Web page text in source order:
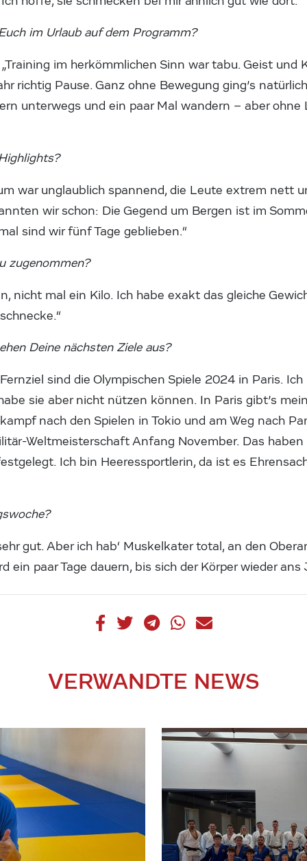
im Urlaub auf dem Programm?
„Training im herkömmlichen Sinn war tabu. Geist und
richtig Pause. Ganz ohne Bewegung ging’s
unterwegs und ein paar Mal wandern – aber ohne
war unglaublich spannend, die Leute extrem nett
wir schon: Die Gegend um Bergen ist im
sind wir fünf Tage geblieben.“
zugenommen?
nicht mal ein Kilo. Ich habe exakt das gleiche
Deine nächsten Ziele aus?
sind die Olympischen Spiele 2024 in Paris.
sie aber nicht nützen können. In Paris gibt’s
nach den Spielen in Tokio und am Weg nach
Weltmeisterschaft Anfang November. Das haben
Ich bin Heeressportlerin, da ist es
gut. Aber ich hab‘ Muskelkater total, an den
ein paar Tage dauern, bis sich der Körper wieder
VERWANDTE NEWS